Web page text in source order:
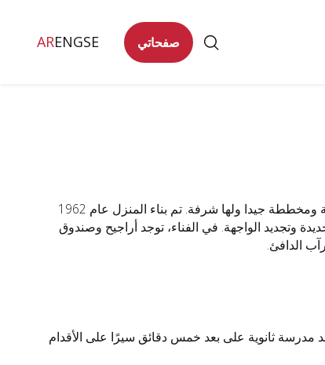
صفحاتي SE
ENG
AR
في هذا المنزل المكون من طابقين والواقع في الجنوب الهادئ، تتميز الشقق بأنها مشرقة ومخططة جيدا ولها شرفة. تم بناء المنزل عام 1962
وتجديد الواجهة. في الفناء، توجد أراجيح وصندوق
الدافئ.
مدرسة ثانوية على بعد خمس دقائق سيرًا على الأقدام